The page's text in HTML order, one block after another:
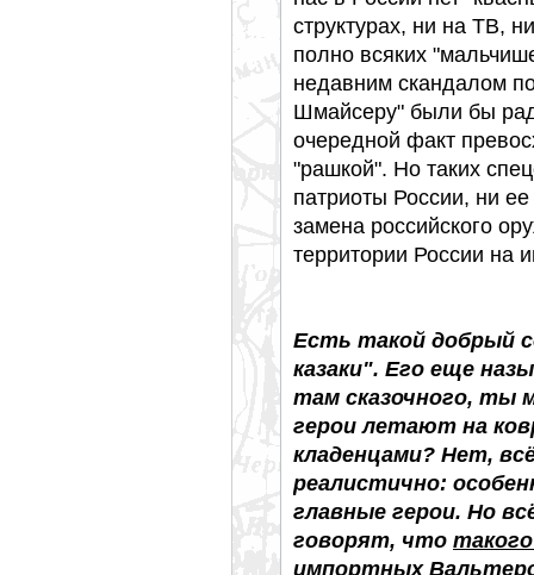
структурах, ни на ТВ,
полно всяких
недавним скандалом
Шмайсеру" были бы
очередной факт
"рашкой". Но таких
патриоты России, ни
замена российского
территории России на
Есть такой добрый
казаки". Его еще
там сказочного, ты
герои летают на
кладенцами? Нет,
реалистично:
главные герои. Но
говорят, что
импортных